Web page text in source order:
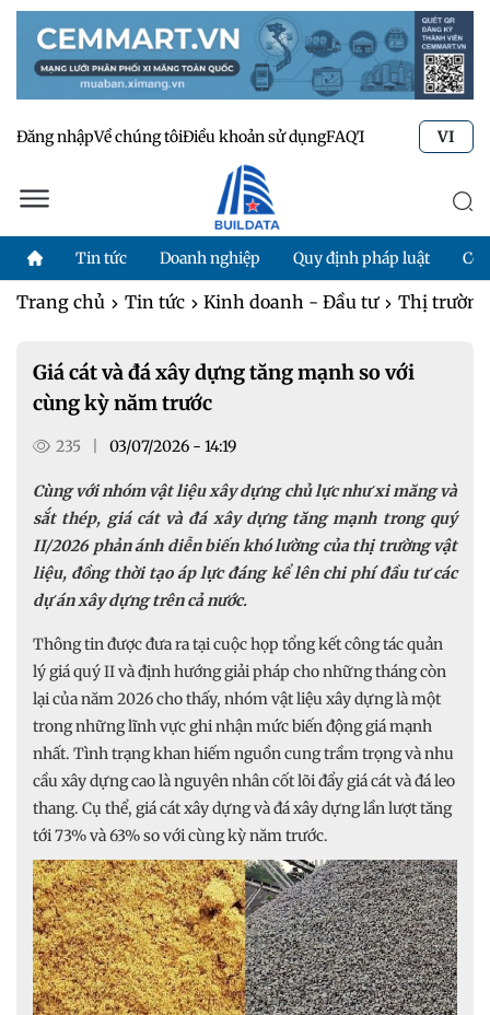
Đăng nhậpVề chúng tôiĐiều khoản sử dụngFAQTư vấn kỹ thuật
VI
Tin tức Doanh nghiệp Quy định pháp luật
Trang chủ Tin tức Kinh doanh - Đầu tư Thị
Giá cát và đá xây dựng tăng mạnh so với
cùng kỳ năm trước
235 03/07/2026 - 14:19
Cùng với nhóm vật liệu xây dựng chủ lực như xi măng và
sắt thép, giá cát và đá xây dựng tăng mạnh trong quý
II/2026 phản ánh diễn biến khó lường của thị trường vật
liệu, đồng thời tạo áp lực đáng kể lên chi phí đầu tư các
dự án xây dựng trên cả nước.
Thông tin được đưa ra tại cuộc họp tổng kết công tác quản
lý giá quý II và định hướng giải pháp cho những tháng còn
lại của năm 2026 cho thấy, nhóm vật liệu xây dựng là một
trong những lĩnh vực ghi nhận mức biến động giá mạnh
nhất. Tình trạng khan hiếm nguồn cung trầm trọng và nhu
cầu xây dựng cao là nguyên nhân cốt lõi đẩy giá cát và đá leo
thang. Cụ thể, giá cát xây dựng và đá xây dựng lần lượt tăng
tới 73% và 63% so với cùng kỳ năm trước.